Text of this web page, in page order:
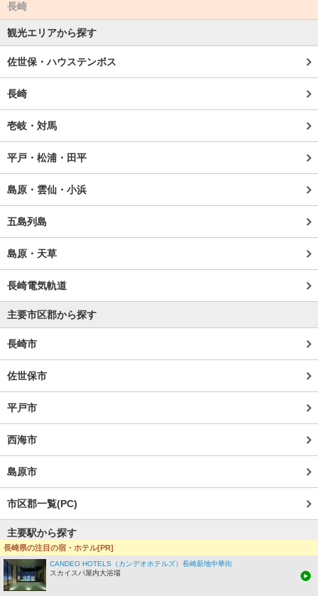
長崎
観光エリアから探す
佐世保・ハウステンボス
長崎
壱岐・対馬
平戸・松浦・田平
島原・雲仙・小浜
五島列島
島原・天草
長崎電気軌道
主要市区郡から探す
長崎市
佐世保市
平戸市
西海市
島原市
市区郡一覧(PC)
主要駅から探す
ハウステンボス駅
長崎県の注目の宿・ホテル[PR]
CANDEO HOTELS（カンデオホテルズ）長崎新地中華街
スカイスパ屋内大浴場